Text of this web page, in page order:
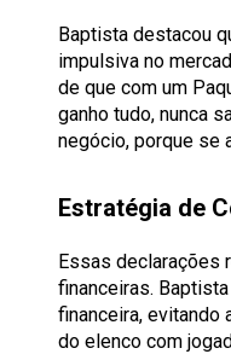
Baptista destacou
impulsiva no
de que com um
ganho tudo, nunca
negócio, porque se
Estratégia de
Essas declarações
financeiras.
financeira, evitando
do elenco com